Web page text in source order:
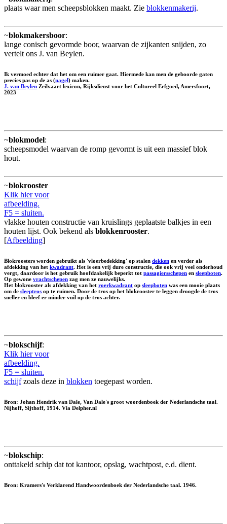
plaats waar men scheepsblokken maakt. Zie blokkenmakerij.
~blokmakersboor:
lange conisch gevormde boor, waarvan de zijkanten snijden, zo
vertelt ons J. van Beylen.
Ik vermoed echter dat het om een ruimer gaat. Hiermede kan men de geboorde gaten
precies pas op de as (nagel) maken.
J. van Beylen Zeilvaart lexicon, Rijksdienst voor het Cultureel Erfgoed, Amersfoort,
2023
~blokmodel:
scheepsmodel waarvan de romp gevormt is uit een massief blok
hout.
~blokrooster
Klik hier voor
afbeelding.
F5 = sluiten.
vlakke houten constructie van kruislings geplaatste balkjes in een
houten lijst. Ook bekend als blokkenrooster.
[Afbeelding]
Blokroosters worden gebruikt als 'vloerbedekking' op stalen dekken en verder als
afdekking van het kwadrant. Het is een vrij dure constructie, die ook vrij veel onderhoud
vergt, daardoor is het gebruik hoofdzakelijk beperkt tot passagiersschepen en sleepboten.
Op gewone vrachtschepen zag men ze nauwelijks.
Het blokrooster als afdekking van het roerkwadrant op sleepboten was een mooie plaats
om de sleeptros op te ruimen. Door de tros op het blokrooster te leggen droogde de tros
sneller en bleef er minder vuil op de tros achter.
~blokschijf:
Klik hier voor
afbeelding.
F5 = sluiten.
schijfzoals deze in blokken toegepast worden.
Bron: Johan Hendrik van Dale, Van Dale's groot woordenboek der Nederlandsche taal.
Nijhoff, Sijthoff, 1914. Via Delpher.nl
~blokschip:
onttakeld schip dat tot kantoor, opslag, wachtpost, e.d. dient.
Bron: Kramers's Verklarend Handwoordenboek der Nederlandsche taal. 1946.